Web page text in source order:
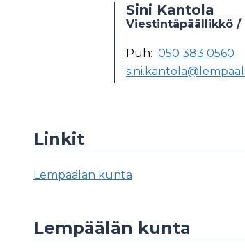
Sini Kantola
Viestintäpäällikkö /
Puh: 050 383 0560
Linkit
Lempäälän kunta
Lempäälän kunta